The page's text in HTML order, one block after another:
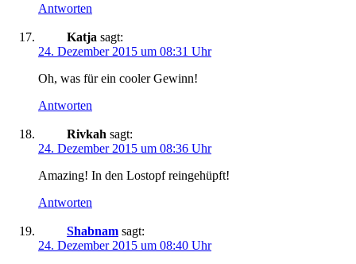
Antworten
Katja sagt:
24. Dezember 2015 um 08:31 Uhr
Oh, was für ein cooler Gewinn!
Antworten
Rivkah sagt:
24. Dezember 2015 um 08:36 Uhr
Amazing! In den Lostopf reingehüpft!
Antworten
Shabnam sagt:
24. Dezember 2015 um 08:40 Uhr